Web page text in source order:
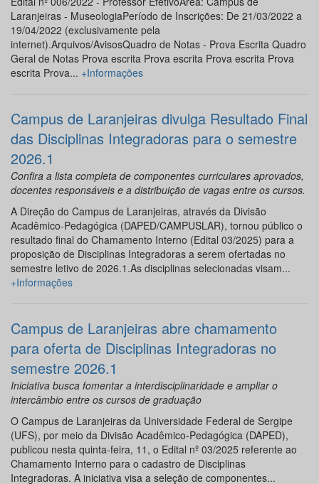
Laranjeiras - MuseologiaPeríodo de Inscrições: De 21/03/2022 a
19/04/2022 (exclusivamente pela
internet).Arquivos/AvisosQuadro de Notas - Prova Escrita Quadro
Geral de Notas Prova escrita Prova escrita Prova escrita Prova
escrita Prova... +Informações
Campus de Laranjeiras divulga Resultado Final
das Disciplinas Integradoras para o semestre
2026.1
Confira a lista completa de componentes curriculares aprovados,
docentes responsáveis e a distribuição de vagas entre os cursos.
A Direção do Campus de Laranjeiras, através da Divisão
Acadêmico-Pedagógica (DAPED/CAMPUSLAR), tornou público o
resultado final do Chamamento Interno (Edital 03/2025) para a
proposição de Disciplinas Integradoras a serem ofertadas no
semestre letivo de 2026.1.As disciplinas selecionadas visam...
+Informações
Campus de Laranjeiras abre chamamento
para oferta de Disciplinas Integradoras no
semestre 2026.1
Iniciativa busca fomentar a interdisciplinaridade e ampliar o
intercâmbio entre os cursos de graduação
O Campus de Laranjeiras da Universidade Federal de Sergipe
(UFS), por meio da Divisão Acadêmico-Pedagógica (DAPED),
publicou nesta quinta-feira, 11, o Edital nº 03/2025 referente ao
Chamamento Interno para o cadastro de Disciplinas
Integradoras. A iniciativa visa a seleção de componentes...